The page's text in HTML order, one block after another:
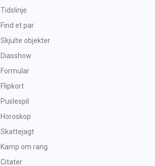
Tidslinje
Find et par
Skjulte objekter
Diasshow
Formular
Flipkort
Puslespil
Horoskop
Skattejagt
Kamp om rang
Citater